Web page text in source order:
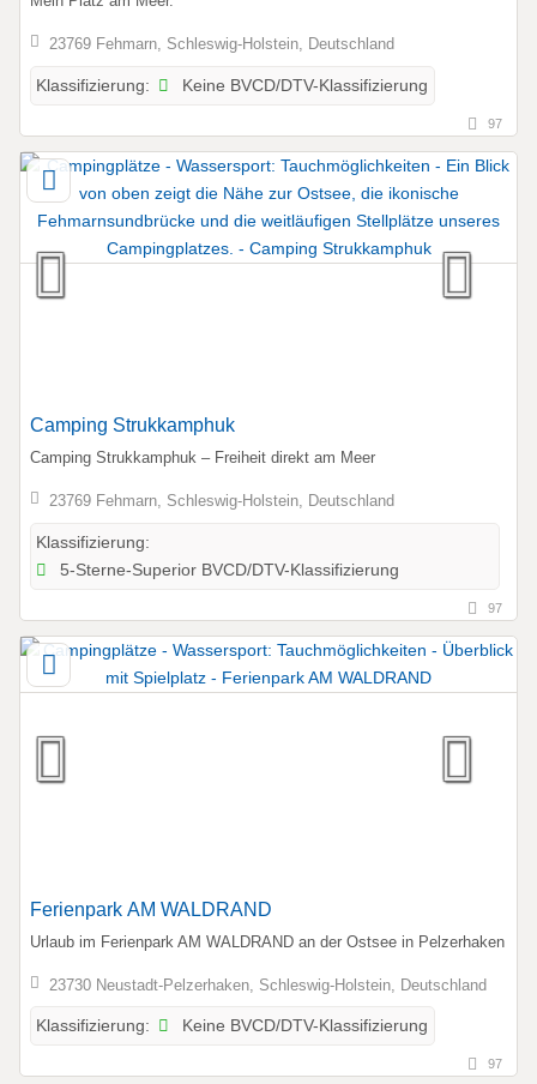
23769 Fehmarn, Schleswig-Holstein, Deutschland
Klassifizierung: Keine BVCD/DTV-Klassifizierung
97
Camping Strukkamphuk
Camping Strukkamphuk – Freiheit direkt am Meer
23769 Fehmarn, Schleswig-Holstein, Deutschland
Klassifizierung:
5-Sterne-Superior BVCD/DTV-Klassifizierung
97
Ferienpark AM WALDRAND
Urlaub im Ferienpark AM WALDRAND an der Ostsee in Pelzerhaken
23730 Neustadt-Pelzerhaken, Schleswig-Holstein, Deutschland
Klassifizierung: Keine BVCD/DTV-Klassifizierung
97